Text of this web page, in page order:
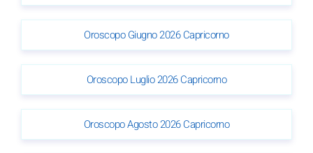
Oroscopo Giugno 2026 Capricorno
Oroscopo Luglio 2026 Capricorno
Oroscopo Agosto 2026 Capricorno